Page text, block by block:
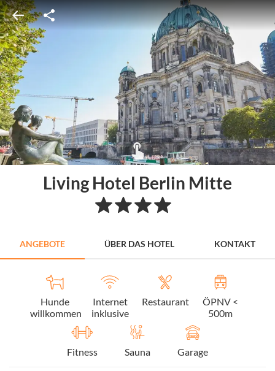
Living Hotel Berlin Mitte
ANGEBOTE ÜBER DAS HOTEL KONTAKT
Hunde
willkommen
Internet
inklusive
Restaurant
ÖPNV <
500m
Fitness Sauna Garage